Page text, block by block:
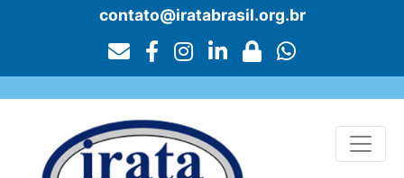
contato@iratabrasil.org.br